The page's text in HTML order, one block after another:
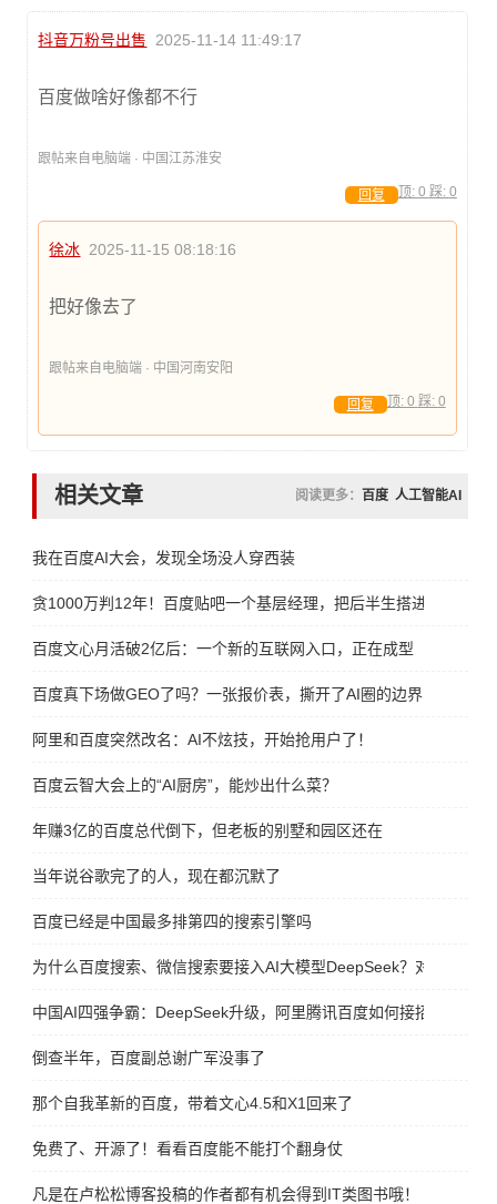
抖音万粉号出售 2025-11-14 11:49:17
百度做啥好像都不行
跟帖来自电脑端 · 中国江苏淮安
顶: 0 踩: 0
回复
徐冰 2025-11-15 08:18:16
把好像去了
跟帖来自电脑端 · 中国河南安阳
顶: 0 踩: 0
回复
相关文章 阅读更多： 百度 人工智能AI
我在百度AI大会，发现全场没人穿西装
贪1000万判12年！百度贴吧一个基层经理，把后半生搭进去了
百度文心月活破2亿后：一个新的互联网入口，正在成型
百度真下场做GEO了吗？一张报价表，撕开了AI圈的边界
阿里和百度突然改名：AI不炫技，开始抢用户了！
百度云智大会上的“AI厨房”，能炒出什么菜？
年赚3亿的百度总代倒下，但老板的别墅和园区还在
当年说谷歌完了的人，现在都沉默了
百度已经是中国最多排第四的搜索引擎吗
为什么百度搜索、微信搜索要接入AI大模型DeepSeek？对谁更有好
中国AI四强争霸：DeepSeek升级，阿里腾讯百度如何接招？
倒查半年，百度副总谢广军没事了
那个自我革新的百度，带着文心4.5和X1回来了
免费了、开源了！看看百度能不能打个翻身仗
凡是在卢松松博客投稿的作者都有机会得到IT类图书哦！